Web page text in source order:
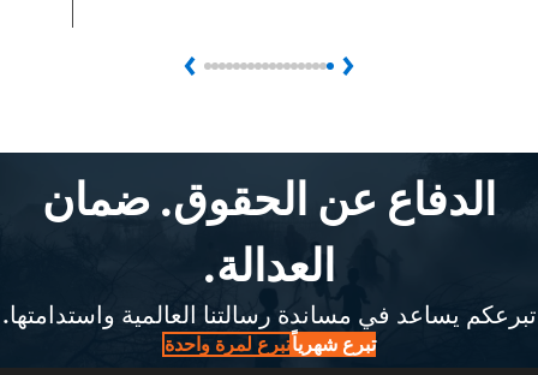
Previous
Next
الدفاع عن الحقوق. ضمان
العدالة.
تبرعكم يساعد في مساندة رسالتنا العالمية واستدامتها.
تبرع شهرياًتبرع لمرة واحدة